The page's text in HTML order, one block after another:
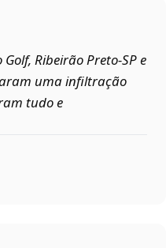
Ribeirão Preto‑SP e
uma infiltração
tudo e